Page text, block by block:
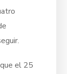
el 25